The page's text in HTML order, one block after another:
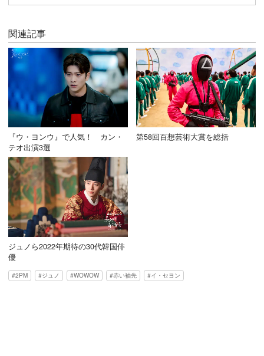
関連記事
『ウ・ヨンウ』で人気！ カン・
テオ出演3選
第58回百想芸術大賞を総括
ジュノら2022年期待の30代韓国俳
優
2PM ジュノ WOWOW 赤い袖先 イ・セヨン